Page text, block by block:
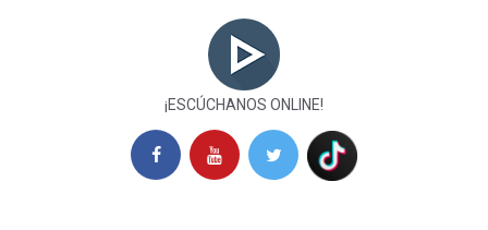
¡ESCÚCHANOS ONLINE!